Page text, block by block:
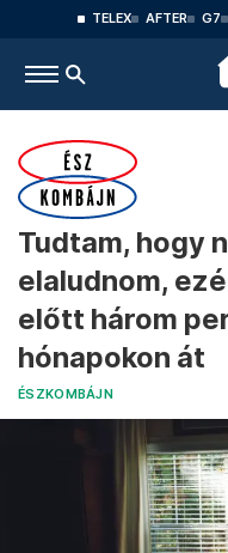
TELEX AFTER G7
Tudtam, hogy
elaludnom,
előtt három
hónapokon át
ÉSZKOMBÁJN